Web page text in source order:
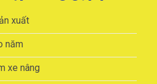
xuất
năm
xe nâng